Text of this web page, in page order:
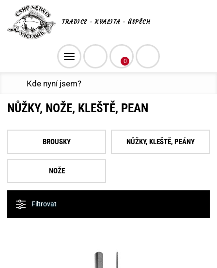
TRADICE - KVALITA - ÚSPĚCH
Toggle
navigation
0
Kde nyní jsem?
NŮŽKY, NOŽE, KLEŠTĚ, PEAN
BROUSKY NŮŽKY, KLEŠTĚ, PEÁNY
NOŽE
Filtrovat